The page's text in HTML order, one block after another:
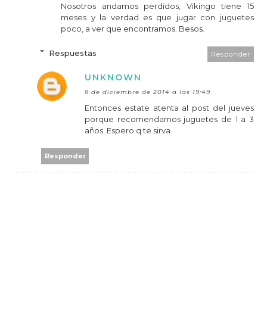
Nosotros andamos perdidos, Vikingo tiene 15
meses y la verdad es que jugar con juguetes
poco, a ver que encontramos. Besos.
Responder
Respuestas
UNKNOWN
8 de diciembre de 2014 a las 19:49
Entonces estate atenta al post del jueves
porque recomendamos juguetes de 1 a 3
años. Espero q te sirva
Responder